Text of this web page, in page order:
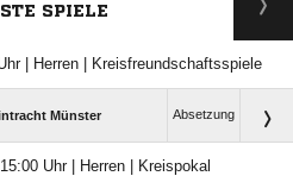
SPIELE
| Herren | Kreisfreundschaftsspiele
Münster Absetzung
Uhr | Herren | Kreispokal